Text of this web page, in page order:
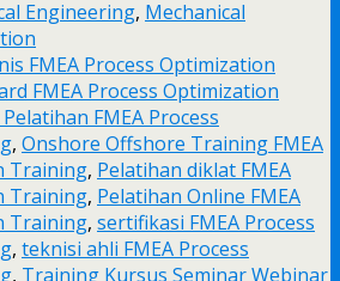
Engineering, Mechanical
FMEA Process Optimization
FMEA Process Optimization
FMEA Process
, Onshore Offshore Training FMEA
Training, Pelatihan diklat FMEA
Training, Pelatihan Online FMEA
Training, sertifikasi FMEA Process
, teknisi ahli FMEA Process
, Training Kursus Seminar Webinar